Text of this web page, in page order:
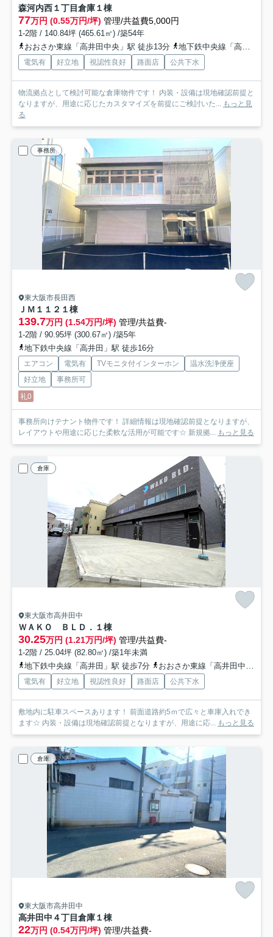
森河内西１丁目倉庫１棟
77万円 (0.55万円/坪) 管理/共益費5,000円
1-2階 / 140.84坪 (465.61㎡) /築54年
おおさか東線「高井田中央」駅 徒歩13分
地下鉄中央線「高井田」駅 徒歩13分
電気有 好立地 視認性良好 路面店 公共下水
物流拠点として検討可能な倉庫物件です！ 内装・設備は現地確認前提と
なりますが、用途に応じたカスタマイズを前提にご検討いた... もっと見
る
事務所
東大阪市長田西
ＪＭ１１２ １棟
139.7万円 (1.54万円/坪) 管理/共益費-
1-2階 / 90.95坪 (300.67㎡) /築5年
地下鉄中央線「高井田」駅 徒歩16分
エアコン 電気有 TVモニタ付インターホン
温水洗浄便座
好立地
事務所可
礼0
事務所向けテナント物件です！ 詳細情報は現地確認前提となりますが、
レイアウトや用途に応じた柔軟な活用が可能です☆ 新規拠... もっと見る
倉庫
東大阪市高井田中
ＷＡＫＯ ＢＬＤ． １棟
30.25万円 (1.21万円/坪) 管理/共益費-
1-2階 / 25.04坪 (82.80㎡) /築1年未満
地下鉄中央線「高井田」駅 徒歩7分
おおさか東線「高井田中央」駅 徒歩6分
電気有 好立地 視認性良好 路面店 公共下水
敷地内に駐車スペースあります！ 前面道路約5ｍで広々と車庫入れでき
ます☆ 内装・設備は現地確認前提となりますが、用途に応... もっと見る
倉庫
東大阪市高井田中
高井田中４丁目倉庫１棟
22万円 (0.54万円/坪) 管理/共益費-